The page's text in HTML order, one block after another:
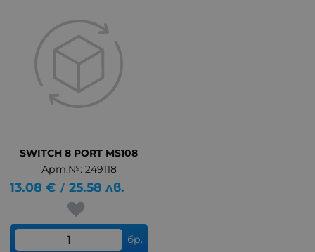
SWITCH 8 PORT MS108
Арт.№: 249118
13.08 € / 25.58 лв.
бр.